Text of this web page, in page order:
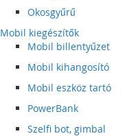
Okosgyűrű
Mobil kiegészítők
Mobil billentyűzet
Mobil kihangosító
Mobil eszköz tartó
PowerBank
Szelfi bot, gimbal